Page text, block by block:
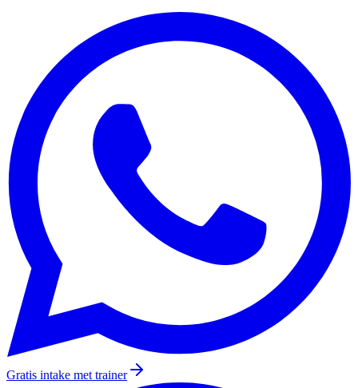
Gratis intake met trainer